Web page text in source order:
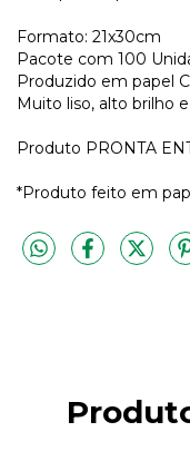
Formato: 21x30cm
Pacote com 100
Produzido em papel
Muito liso, alto brilho
Produto PRONTA
*Produto feito em